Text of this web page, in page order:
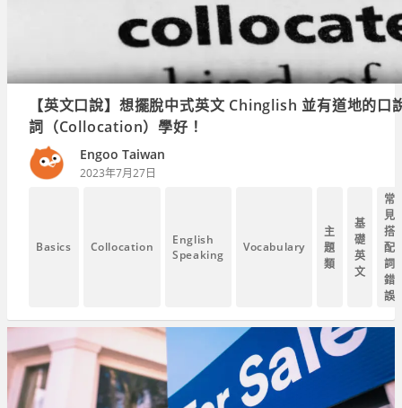
【英文口說】想擺脫中式英文 Chinglish 並有道地的口
詞（Collocation）學好！
Engoo Taiwan
2023年7月27日
Basics Collocation
English
Speaking
Vocabulary
主
題
類
基
礎
英
文
常
見
搭
配
詞
錯
誤